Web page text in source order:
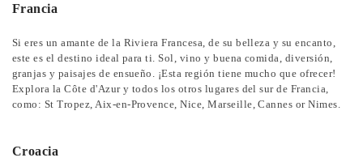
Francia
Si eres un amante de la Riviera Francesa, de su belleza y su encanto,
este es el destino ideal para ti. Sol, vino y buena comida, diversión,
granjas y paisajes de ensueño. ¡Esta región tiene mucho que ofrecer!
Explora la Côte d'Azur y todos los otros lugares del sur de Francia,
como: St Tropez, Aix-en-Provence, Nice, Marseille, Cannes or Nimes.
Croacia